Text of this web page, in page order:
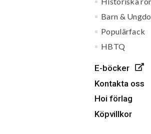
Barn &
Populärfack
HBTQ
E-böcker
Kontakta oss
Hoi förlag
Köpvillkor